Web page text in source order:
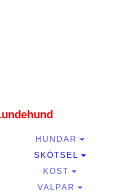
HUNDAR
SKÖTSEL
KOST
VALPAR